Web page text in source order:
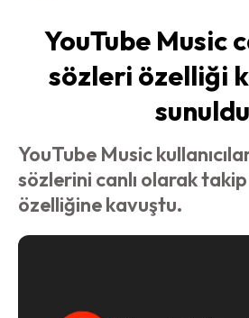
YouTube Music
sözleri özelliği
sunuldu
YouTube Music
sözlerini canlı olarak
özelliğine kavuştu.